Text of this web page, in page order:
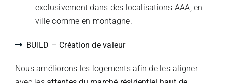
exclusivement dans des localisations AAA, en
ville comme en montagne.
BUILD – Création de valeur
Nous améliorons les logements afin de les aligner